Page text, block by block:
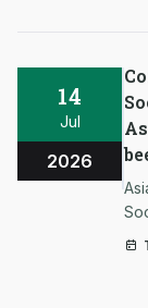
14
Jul
2026